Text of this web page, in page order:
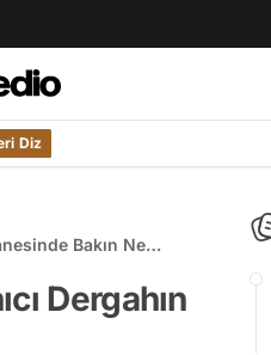
Diz
Bakın Ne
Dergahın